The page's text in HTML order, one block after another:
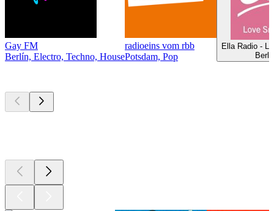
Gay FM
Berlín, Electro, Techno, House
radioeins vom rbb
Potsdam, Pop
Ella Radio -